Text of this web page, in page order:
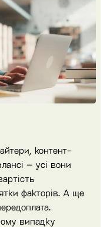
контент-
– усі вони
факторів. А ще
випадку